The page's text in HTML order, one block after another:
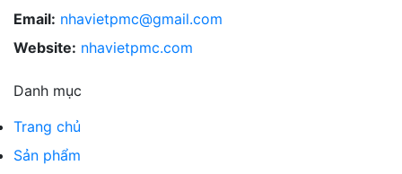
Email: nhavietpmc@gmail.com
Website: nhavietpmc.com
Danh mục
Trang chủ
Sản phẩm